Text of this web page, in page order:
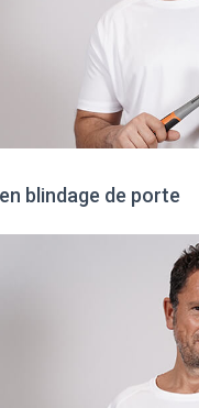
blindage de porte